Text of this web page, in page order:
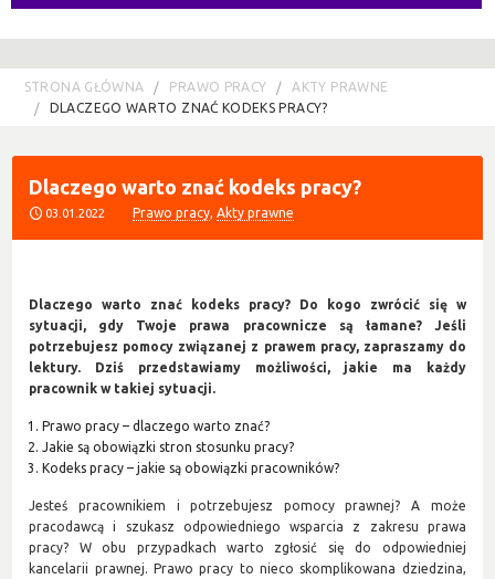
STRONA GŁÓWNA PRAWO PRACY
AKTY PRAWNE
DLACZEGO WARTO ZNAĆ KODEKS PRACY?
Dlaczego warto znać kodeks pracy?
03.01.2022 Prawo pracy,Akty prawne
Dlaczego warto znać kodeks pracy? Do kogo zwrócić się w
sytuacji, gdy Twoje prawa pracownicze są łamane? Jeśli
potrzebujesz pomocy związanej z prawem pracy, zapraszamy do
lektury. Dziś przedstawiamy możliwości, jakie ma każdy
pracownik w takiej sytuacji.
Prawo pracy – dlaczego warto znać?
Jakie są obowiązki stron stosunku pracy?
Kodeks pracy – jakie są obowiązki pracowników?
Jesteś pracownikiem i potrzebujesz pomocy prawnej? A może
pracodawcą i szukasz odpowiedniego wsparcia z zakresu prawa
pracy? W obu przypadkach warto zgłosić się do odpowiedniej
kancelarii prawnej. Prawo pracy to nieco skomplikowana dziedzina,